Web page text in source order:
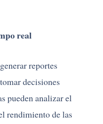
real
reportes
decisiones
pueden analizar el
rendimiento de las